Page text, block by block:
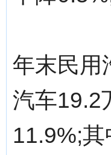
年末民用
汽车19.2
11.9%;